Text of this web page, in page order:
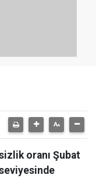
oranı Şubat